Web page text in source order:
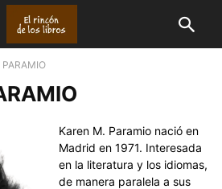
PARAMIO
Karen M. Paramio nació en
Madrid en 1971. Interesada
en la literatura y los idiomas,
de manera paralela a sus